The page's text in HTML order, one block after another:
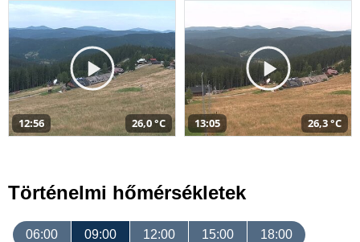
12:56 26,0 °C 13:05 26,3 °C
Történelmi hőmérsékletek
06:00 09:00 12:00 15:00 18:00